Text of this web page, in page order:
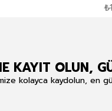
KAYIT OLUN,
kolayca kaydolun, en